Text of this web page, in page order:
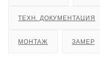
ТЕХН. ДОКУМЕНТАЦИЯ
МОНТАЖ ЗАМЕР